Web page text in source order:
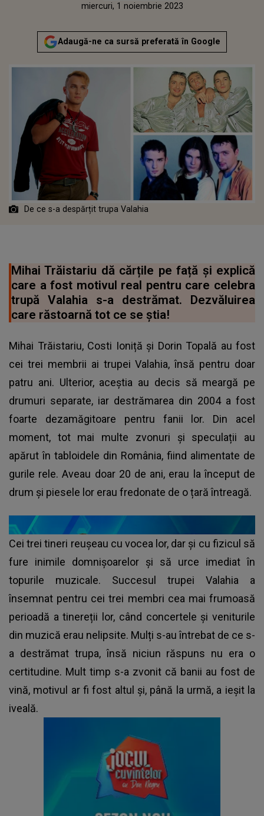
miercuri, 1 noiembrie 2023
Actualizat:
miercuri, 1 noiembrie 2023
Adaugă-ne ca sursă preferată în Google
De ce s-a despărțit trupa Valahia
Mihai Trăistariu dă cărțile pe față și explică
care a fost motivul real pentru care celebra
trupă Valahia s-a destrămat. Dezvăluirea
care răstoarnă tot ce se ştia!
Mihai Trăistariu, Costi Ioniță și Dorin Topală au fost
cei trei membrii ai trupei Valahia, însă pentru doar
patru ani. Ulterior, aceștia au decis să meargă pe
drumuri separate, iar destrămarea din 2004 a fost
foarte dezamăgitoare pentru fanii lor. Din acel
moment, tot mai multe zvonuri și speculații au
apărut în tabloidele din România, fiind alimentate de
gurile rele. Aveau doar 20 de ani, erau la început de
drum și piesele lor erau fredonate de o țară întreagă.
Cei trei tineri reușeau cu vocea lor, dar și cu fizicul să
fure inimile domnișoarelor și să urce imediat în
topurile muzicale. Succesul trupei Valahia a
însemnat pentru cei trei membri cea mai frumoasă
perioadă a tinereții lor, când concertele și veniturile
din muzică erau nelipsite. Mulți s-au întrebat de ce s-
a destrămat trupa, însă niciun răspuns nu era o
certitudine. Mult timp s-a zvonit că banii au fost de
vină, motivul ar fi fost altul și, până la urmă, a ieșit la
iveală.